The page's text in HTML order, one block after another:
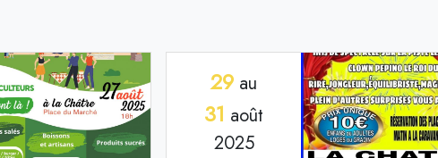
29 au
31 août
2025